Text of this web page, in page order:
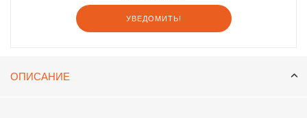
УВЕДОМИТЬ!
ОПИСАНИЕ